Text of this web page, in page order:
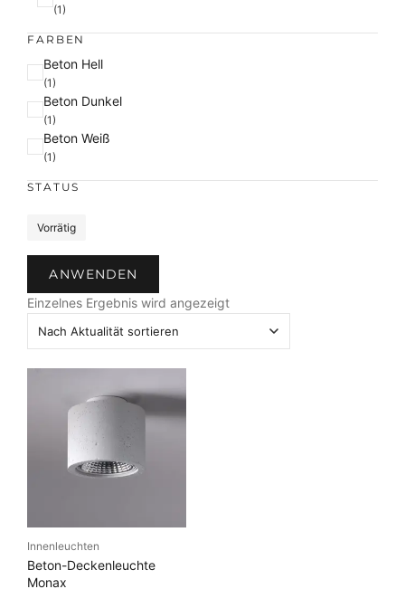
e
(1)
FARBEN
F
a
r
b
e
Beton Hell
(1)
Beton Dunkel
(1)
Beton Weiß
(1)
STATUS
u
Vorrätig
ANWENDEN
Einzelnes Ergebnis wird angezeigt
Innenleuchten
Beton-Deckenleuchte
Monax